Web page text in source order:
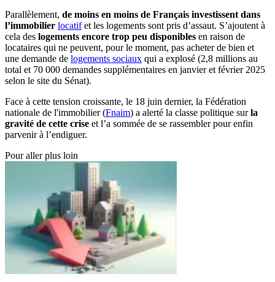
Parallèlement, de moins en moins de Français investissent dans
l’immobilier locatifet les logements sont pris d’assaut. S’ajoutent à
cela des logements encore trop peu disponibles en raison de
locataires qui ne peuvent, pour le moment, pas acheter de bien et
une demande de logements sociaux qui a explosé (2,8 millions au
total et 70 000 demandes supplémentaires en janvier et février 2025
selon le site du Sénat).
Face à cette tension croissante, le 18 juin dernier, la Fédération
nationale de l'immobilier (Fnaim) a alerté la classe politique surla
gravité de cette crise et l’a sommée de se rassembler pour enfin
parvenir à l’endiguer.
Pour aller plus loin